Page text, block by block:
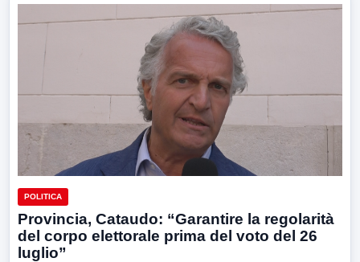
POLITICA
Provincia, Cataudo: “Garantire la regolarità
del corpo elettorale prima del voto del 26
luglio”